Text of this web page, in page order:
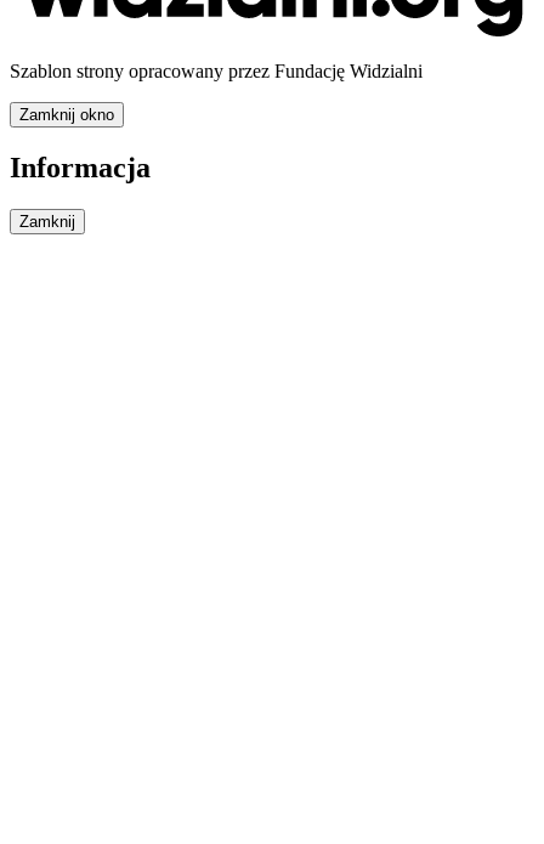
Szablon strony opracowany przez Fundację Widzialni
Zamknij okno
Informacja
Zamknij